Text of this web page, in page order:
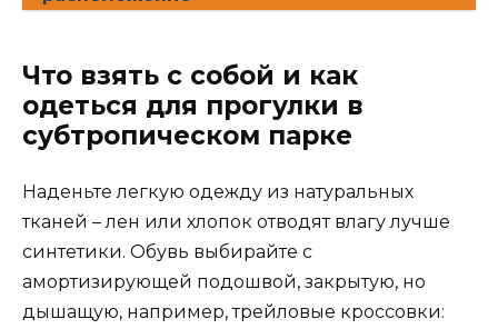
Что взять с собой и как
одеться для прогулки в
субтропическом парке
Наденьте легкую одежду из натуральных
тканей – лен или хлопок отводят влагу лучше
синтетики. Обувь выбирайте с
амортизирующей подошвой, закрытую, но
дышащую, например, трейловые кроссовки: